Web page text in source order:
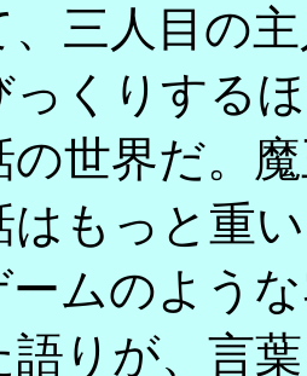
三人目の
っくりする
の世界だ。
はもっと重
ームのよう
語りが、言